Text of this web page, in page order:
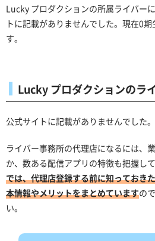
Lucky プロダクションの所属ライバー
トに記載がありませんでした。現在0
す。
Lucky プロダクションのラ
公式サイトに記載がありませんでした。
ライバー事務所の代理店になるには、
か、数ある配信アプリの特徴も把握し
では、代理店登録する前に知っておき
本情報やメリットをまとめていますの
い。